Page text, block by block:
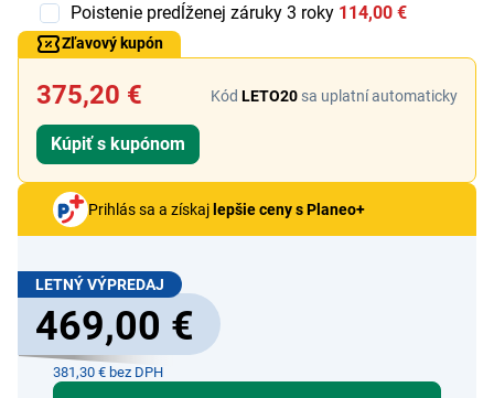
Poistenie predĺženej záruky 3 roky 114,00 €
Zľavový kupón
375,20 € Kód LETO20 sa uplatní automaticky
Kúpiť s kupónom
Prihlás sa a získaj lepšie ceny s Planeo+
LETNÝ VÝPREDAJ
469,00 €
381,30 € bez DPH